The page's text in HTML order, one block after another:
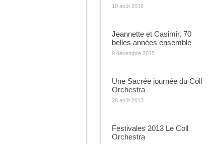
10 août 2016
Jeannette et Casimir, 70
belles années ensemble
9 décembre 2015
Une Sacrée journée du Coll
Orchestra
28 août 2013
Festivales 2013 Le Coll
Orchestra